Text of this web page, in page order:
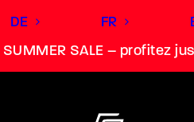
SUMMER SALE – profitez
DE FR